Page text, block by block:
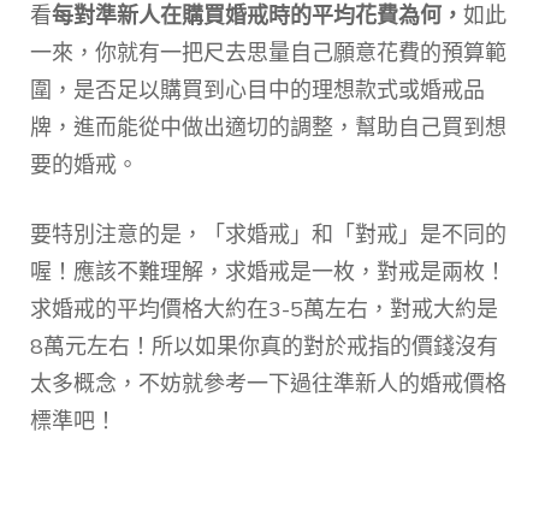
看每對準新人在購買婚戒時的平均花費為何， 如此
一來，你就有一把尺去思量自己願意花費的預算範
圍，是否足以購買到心目中的理想款式或婚戒品
牌，進而能從中做出適切的調整，幫助自己買到想
要的婚戒。
要特別注意的是，「求婚戒」和「對戒」是不同的
喔！應該不難理解，求婚戒是一枚，對戒是兩枚！
求婚戒的平均價格大約在3-5萬左右，對戒大約是
8萬元左右！所以如果你真的對於戒指的價錢沒有
太多概念，不妨就參考一下過往準新人的婚戒價格
標準吧！